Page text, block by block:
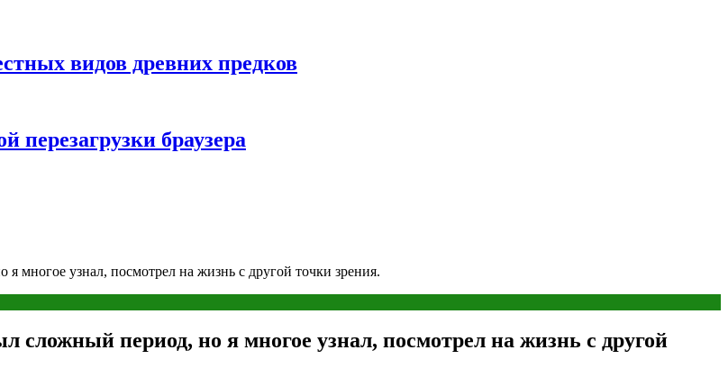
видов древних предков
перезагрузки браузера
многое узнал, посмотрел на жизнь с другой точки зрения.
сложный период, но я многое узнал, посмотрел на жизнь с другой